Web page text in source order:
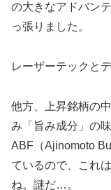
の大きなアドバン
っ張りました。
レーザーテックと
他方、上昇銘柄の
み「旨み成分」の
ABF（Ajinomoto
ているので、これ
ね。謎だ…。